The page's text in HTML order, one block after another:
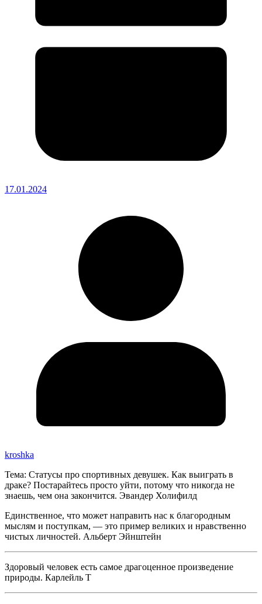
17.01.2024
kroshka
Тема: Статусы про спортивных девушек. Как выиграть в
драке? Постарайтесь просто уйти, потому что никогда не
знаешь, чем она закончится. Эвандер Холифилд
Единственное, что может направить нас к благородным
мыслям и поступкам, — это пример великих и нравственно
чистых личностей. Альберт Эйнштейн
Здоровый человек есть самое драгоценное произведение
природы. Карлейль Т